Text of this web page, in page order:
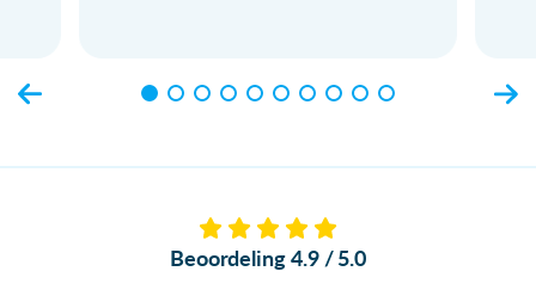
Beoordeling 4.9 / 5.0